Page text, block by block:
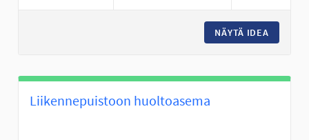
NÄYTÄ IDEA
Liikennepuistoon huoltoasema